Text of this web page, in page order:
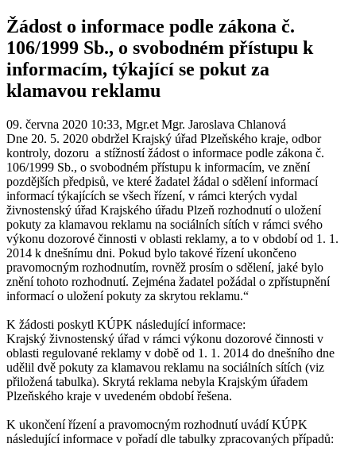
Žádost o informace podle zákona č.
106/1999 Sb., o svobodném přístupu k
informacím, týkající se pokut za
klamavou reklamu
09. června 2020 10:33, Mgr.et Mgr. Jaroslava Chlanová
Dne 20. 5. 2020 obdržel Krajský úřad Plzeňského kraje, odbor
kontroly, dozoru a stížností žádost o informace podle zákona č.
106/1999 Sb., o svobodném přístupu k informacím, ve znění
pozdějších předpisů, ve které žadatel žádal o sdělení informací
informací týkajících se všech řízení, v rámci kterých vydal
živnostenský úřad Krajského úřadu Plzeň rozhodnutí o uložení
pokuty za klamavou reklamu na sociálních sítích v rámci svého
výkonu dozorové činnosti v oblasti reklamy, a to v období od 1. 1.
2014 k dnešnímu dni. Pokud bylo takové řízení ukončeno
pravomocným rozhodnutím, rovněž prosím o sdělení, jaké bylo
znění tohoto rozhodnutí. Zejména žadatel požádal o zpřístupnění
informací o uložení pokuty za skrytou reklamu.“
K žádosti poskytl KÚPK následující informace:
Krajský živnostenský úřad v rámci výkonu dozorové činnosti v
oblasti regulované reklamy v době od 1. 1. 2014 do dnešního dne
udělil dvě pokuty za klamavou reklamu na sociálních sítích (viz
přiložená tabulka). Skrytá reklama nebyla Krajským úřadem
Plzeňského kraje v uvedeném období řešena.
K ukončení řízení a pravomocným rozhodnutí uvádí KÚPK
následující informace v pořadí dle tabulky zpracovaných případů: